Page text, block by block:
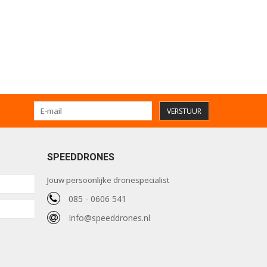
VERSTUUR
SPEEDDRONES
Jouw persoonlijke dronespecialist
085 - 0606 541
Info@speeddrones.nl